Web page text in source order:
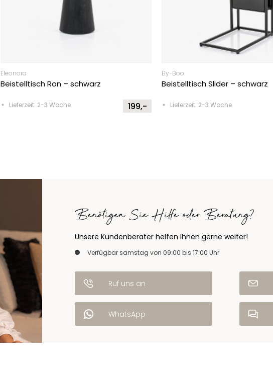
Eleonora
Beistelltisch Ron – schwarz
Lieferzeit: 2-3 Woche 199,-
By-Boo
Beistelltisch Slider – schwarz
Lieferzeit: 2-3 Woche
Benötigen Sie Hilfe oder Beratung?
Unsere Kundenberater helfen Ihnen gerne weiter!
Verfügbar samstag von 09:00 bis 17:00 Uhr
Ruf uns an
WhatsApp